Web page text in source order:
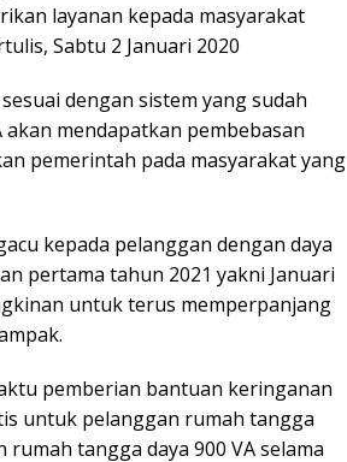
layanan kepada masyarakat
Sabtu 2 Januari 2020
dengan sistem yang sudah
akan mendapatkan pembebasan
pemerintah pada masyarakat yang
kepada pelanggan dengan daya
pertama tahun 2021 yakni Januari
untuk terus memperpanjang
pemberian bantuan keringanan
untuk pelanggan rumah tangga
tangga daya 900 VA selama